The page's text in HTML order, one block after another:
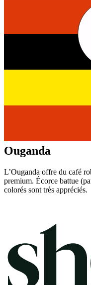
Ouganda
L’Ouganda offre du café
premium. Écorce battue
colorés sont très appréciés.